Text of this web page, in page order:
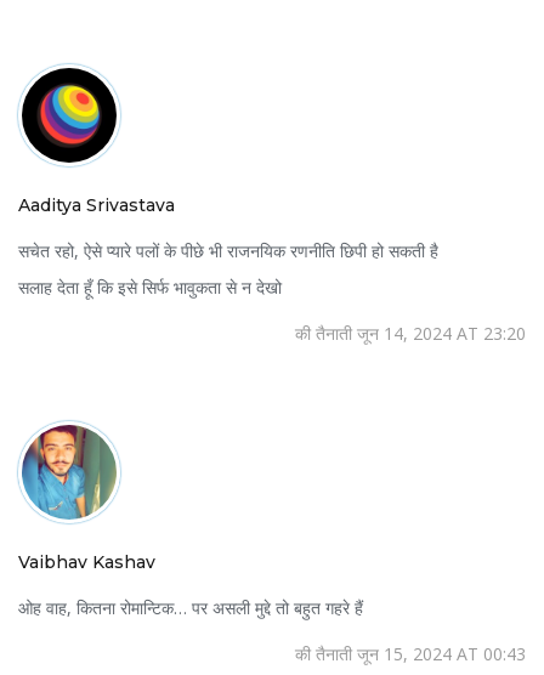
Aaditya Srivastava
सचेत रहो, ऐसे प्यारे पलों के पीछे भी राजनयिक रणनीति छिपी हो सकती है
सलाह देता हूँ कि इसे सिर्फ भावुकता से न देखो
की तैनाती जून 14, 2024 AT 23:20
Vaibhav Kashav
ओह वाह, कितना रोमान्टिक… पर असली मुद्दे तो बहुत गहरे हैं
की तैनाती जून 15, 2024 AT 00:43